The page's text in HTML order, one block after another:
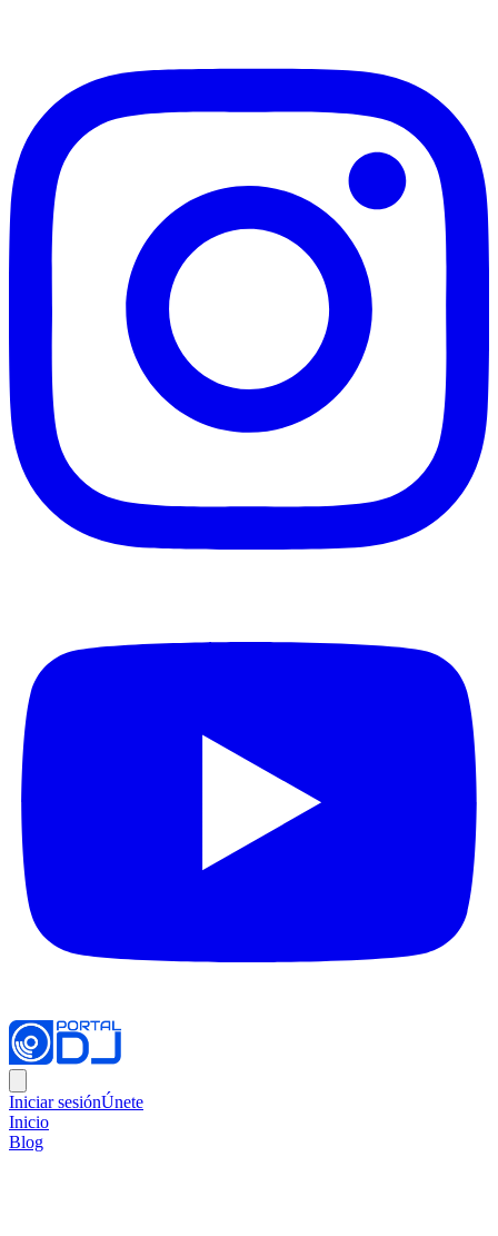
Iniciar sesiónÚnete
Inicio
Blog